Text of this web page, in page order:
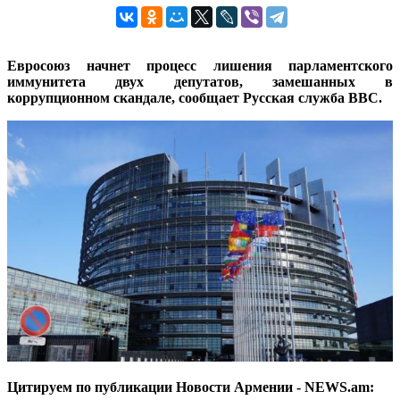
Евросоюз начнет процесс лишения парламентского
иммунитета двух депутатов, замешанных в
коррупционном скандале, сообщает Русская служба ВВС.
Цитируем по публикации Новости Армении - NEWS.am: